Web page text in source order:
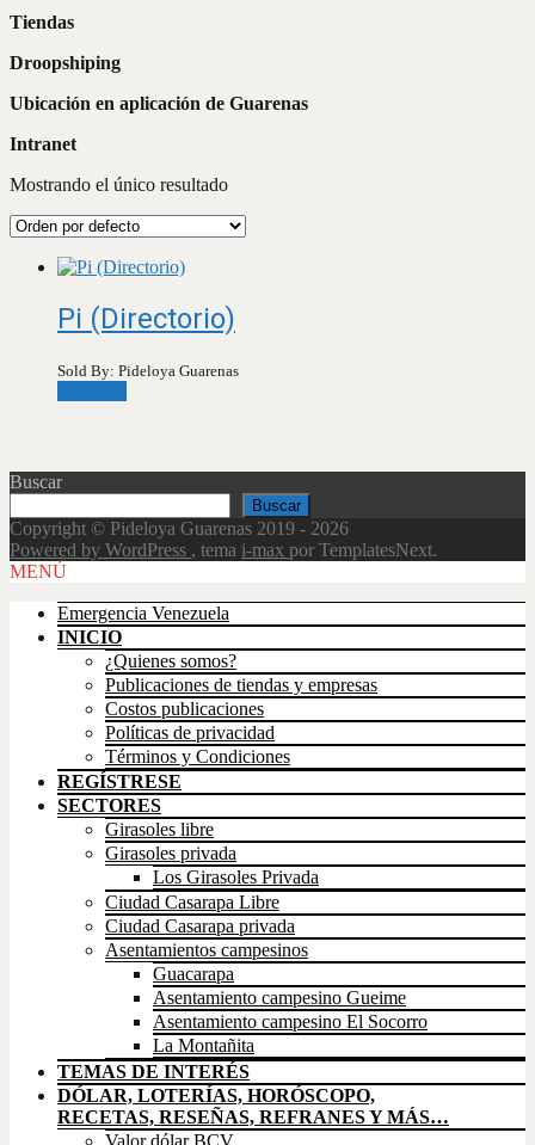
Tiendas
Droopshiping
Ubicación en aplicación de Guarenas
Intranet
Mostrando el único resultado
Pi (Directorio)
Sold By: Pideloya Guarenas
Buscar
Buscar
Copyright © Pideloya Guarenas 2019 - 2026
Powered by WordPress , tema i-max por TemplatesNext.
Scroll
MENÚ
Emergencia Venezuela
INICIO
¿Quienes somos?
Publicaciones de tiendas y empresas
Costos publicaciones
Políticas de privacidad
Términos y Condiciones
REGÍSTRESE
SECTORES
Girasoles libre
Girasoles privada
Los Girasoles Privada
Ciudad Casarapa Libre
Ciudad Casarapa privada
Asentamientos campesinos
Guacarapa
Asentamiento campesino Gueime
Asentamiento campesino El Socorro
La Montañita
TEMAS DE INTERÉS
DÓLAR, LOTERÍAS, HORÓSCOPO,
RECETAS, RESEÑAS, REFRANES Y MÁS…